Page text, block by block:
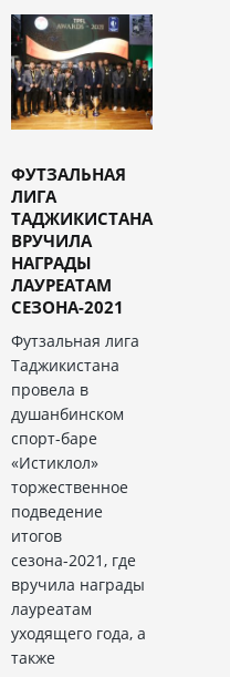
ФУТЗАЛЬНАЯ
ЛИГА
ТАДЖИКИСТАНА
ВРУЧИЛА
НАГРАДЫ
ЛАУРЕАТАМ
СЕЗОНА-2021
Футзальная лига
Таджикистана
провела в
душанбинском
спорт-баре
«Истиклол»
торжественное
подведение
итогов
сезона-2021, где
вручила награды
лауреатам
уходящего года, а
также